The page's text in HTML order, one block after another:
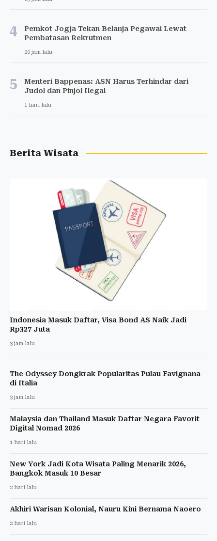
4
Pemkot Jogja Tekan Belanja Pegawai Lewat
Pembatasan Rekrutmen
20 jam lalu
5
Menteri Bappenas: ASN Harus Terhindar dari
Judol dan Pinjol Ilegal
1 hari lalu
Berita Wisata
Indonesia Masuk Daftar, Visa Bond AS Naik Jadi
Rp327 Juta
3 jam lalu
The Odyssey Dongkrak Popularitas Pulau Favignana
di Italia
3 jam lalu
Malaysia dan Thailand Masuk Daftar Negara Favorit
Digital Nomad 2026
1 hari lalu
New York Jadi Kota Wisata Paling Menarik 2026,
Bangkok Masuk 10 Besar
2 hari lalu
Akhiri Warisan Kolonial, Nauru Kini Bernama Naoero
2 hari lalu